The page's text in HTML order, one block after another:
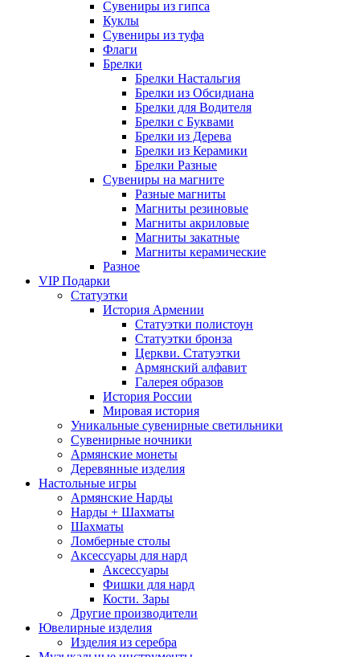
Сувениры из гипса
Куклы
Сувениры из туфа
Флаги
Брелки
Брелки Настальгия
Брелки из Обсидиана
Брелки для Водителя
Брелки с Буквами
Брелки из Дерева
Брелки из Керамики
Брелки Разные
Сувениры на магните
Разные магниты
Магниты резиновые
Магниты акриловые
Магниты закатные
Магниты керамические
Разное
VIP Подарки
Статуэтки
История Армении
Статуэтки полистоун
Статуэтки бронза
Церкви. Статуэтки
Армянский алфавит
Галерея образов
История России
Мировая история
Уникальные сувенирные светильники
Сувенирные ночники
Армянские монеты
Деревянные изделия
Настольные игры
Армянские Нарды
Нарды + Шахматы
Шахматы
Ломберные столы
Аксессуары для нард
Аксессуары
Фишки для нард
Кости. Зары
Другие производители
Ювелирные изделия
Изделия из серебра